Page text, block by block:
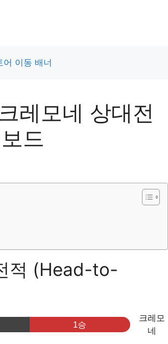
레모네 상대전
드
적 (Head-to-
1승
크레모
네